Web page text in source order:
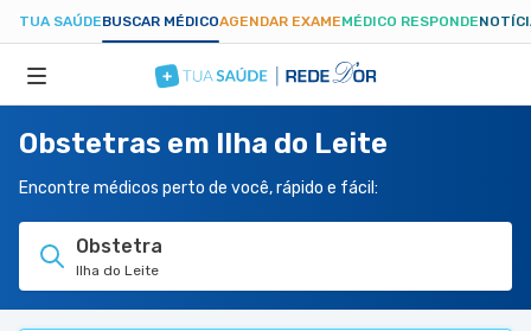
TUA SAÚDEBUSCAR MÉDICOAGENDAR EXAMEMÉDICO RESPONDE
ESPECIALIDADES
HOSPITAIS
TUASAUDE.COM
Obstetras em Ilha do Leite
Encontre médicos perto de você, rápido e fácil:
Obstetra
Ilha do Leite